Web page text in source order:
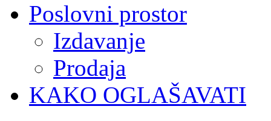
Poslovni prostor
Izdavanje
Prodaja
KAKO OGLAŠAVATI